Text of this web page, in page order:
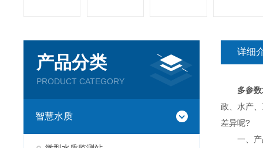
产品分类
PRODUCT CATEGORY
智慧水质
详细
多参
政、水产
差异呢?
一、产